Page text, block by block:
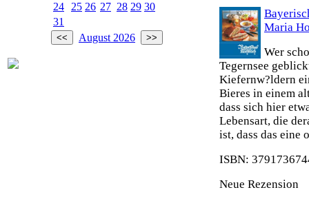
24
25 26 27 28 29 30
31
August 2026
Maria
Wer
Tegernsee
Kiefernw?ldern
Bieres in einem
dass sich hier
Lebensart, die
ist, dass das eine
ISBN:
Neue Rezension